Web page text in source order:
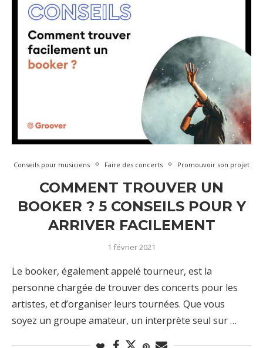
Conseils pour musiciens Faire des concerts Promouvoir son projet
COMMENT TROUVER UN
BOOKER ? 5 CONSEILS POUR Y
ARRIVER FACILEMENT
1 février 2021
Le booker, également appelé tourneur, est la
personne chargée de trouver des concerts pour les
artistes, et d’organiser leurs tournées. Que vous
soyez un groupe amateur, un interprète seul sur …